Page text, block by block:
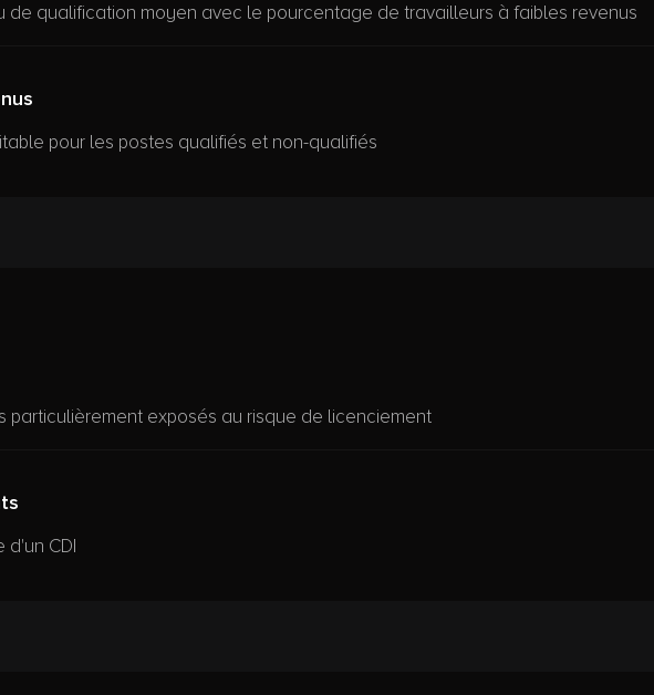
de qualification moyen avec le pourcentage de travailleurs à faibles revenus
pour les postes qualifiés et non-qualifiés
particulièrement exposés au risque de licenciement
d'un CDI